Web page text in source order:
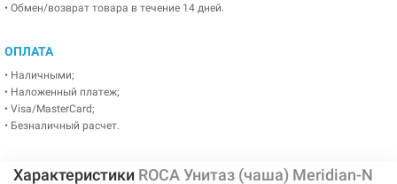
• Обмен/возврат товара в течение 14 дней.
ОПЛАТА
• Наличными;
• Наложенный платеж;
• Visa/MasterCard;
• Безналичный расчет.
Характеристики ROCA Унитаз (чаша) Meridian-N